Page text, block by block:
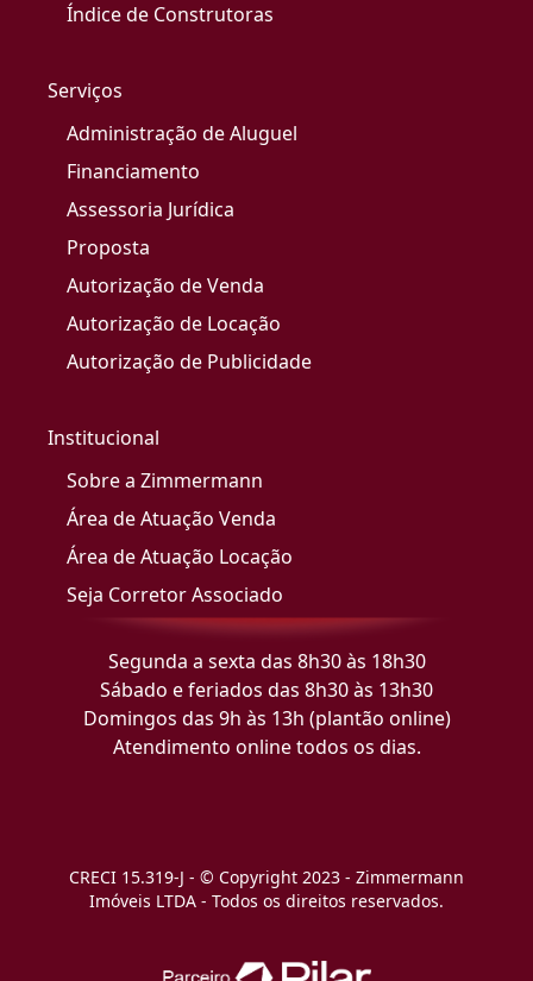
Índice de Construtoras
Serviços
Administração de Aluguel
Financiamento
Assessoria Jurídica
Proposta
Autorização de Venda
Autorização de Locação
Autorização de Publicidade
Institucional
Sobre a Zimmermann
Área de Atuação Venda
Área de Atuação Locação
Seja Corretor Associado
Segunda a sexta das 8h30 às 18h30
Sábado e feriados das 8h30 às 13h30
Domingos das 9h às 13h (plantão online)
Atendimento online todos os dias.
CRECI 15.319-J - © Copyright 2023 - Zimmermann
Imóveis LTDA - Todos os direitos reservados.